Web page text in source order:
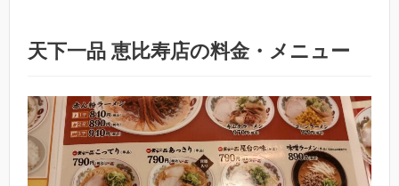
天下一品 恵比寿店の料金・メニュー